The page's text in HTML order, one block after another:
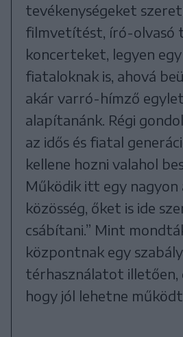
tevékenységeket
filmvetítést, író-olvasó
koncerteket, legyen
fiataloknak is, ahová
akár varró-hímző
alapítanánk. Régi
az idős és fiatal
kellene hozni valahol
Működik itt egy nagyon
közösség, őket is ide
csábítani.” Mint
központnak egy
térhasználatot illetően,
hogy jól lehetne